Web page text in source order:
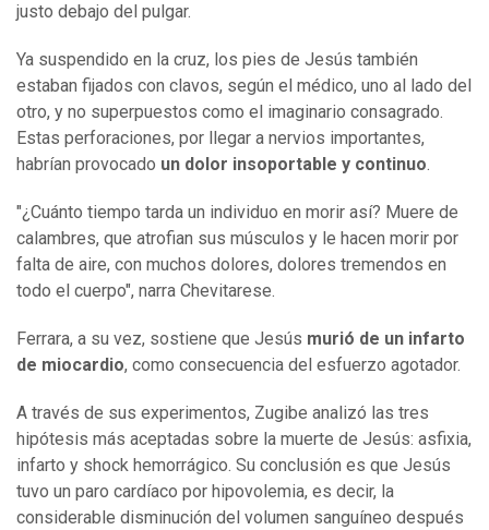
justo debajo del pulgar.
Ya suspendido en la cruz, los pies de Jesús también
estaban fijados con clavos, según el médico, uno al lado del
otro, y no superpuestos como el imaginario consagrado.
Estas perforaciones, por llegar a nervios importantes,
habrían provocado un dolor insoportable y continuo.
"¿Cuánto tiempo tarda un individuo en morir así? Muere de
calambres, que atrofian sus músculos y le hacen morir por
falta de aire, con muchos dolores, dolores tremendos en
todo el cuerpo", narra Chevitarese.
Ferrara, a su vez, sostiene que Jesús murió de un infarto
de miocardio, como consecuencia del esfuerzo agotador.
A través de sus experimentos, Zugibe analizó las tres
hipótesis más aceptadas sobre la muerte de Jesús: asfixia,
infarto y shock hemorrágico. Su conclusión es que Jesús
tuvo un paro cardíaco por hipovolemia, es decir, la
considerable disminución del volumen sanguíneo después